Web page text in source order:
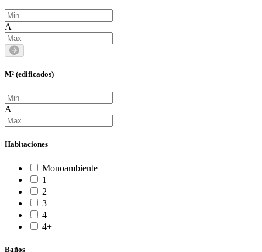
A
M² (edificados)
A
Habitaciones
Monoambiente
1
2
3
4
4+
Baños